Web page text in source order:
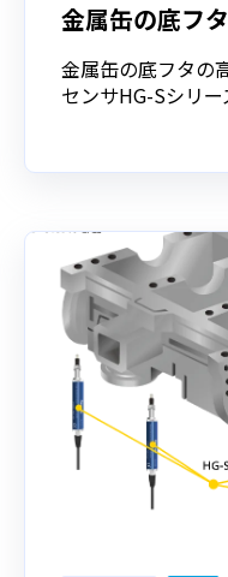
金属缶の底フ
金属缶の底フタの
センサHG-Sシリー